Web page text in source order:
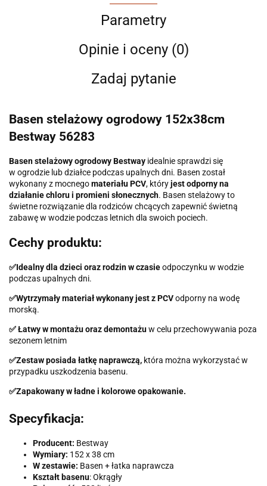
Parametry
Opinie i oceny (0)
Zadaj pytanie
Basen stelażowy ogrodowy 152x38cm
Bestway 56283
Basen stelażowy ogrodowy Bestway idealnie sprawdzi się
w ogrodzie lub działce podczas upalnych dni. Basen został
wykonany z mocnegomateriału PCV, któryjest odporny na
działanie chloru i promieni słonecznych. Basen stelażowy to
świetne rozwiązanie dla rodziców chcących zapewnić świetną
zabawę w wodzie podczas letnich dla swoich pociech.
Cechy produktu:
✅Idealny dla dzieci oraz rodzin w czasieodpoczynku w wodzie
podczas upalnych dni.
✅Wytrzymały materiał wykonany jest z PCVodporny na wodę
morską.
✅Łatwy w montażu oraz demontażuw celu przechowywania poza
sezonem letnim
✅Zestaw posiada łatkę naprawczą, która można wykorzystać w
przypadku uszkodzenia basenu.
✅Zapakowany w ładne i kolorowe opakowanie.
Specyfikacja:
Producent: Bestway
Wymiary: 152 x 38 cm
W zestawie: Basen + łatka naprawcza
Kształt basenu: Okrągły